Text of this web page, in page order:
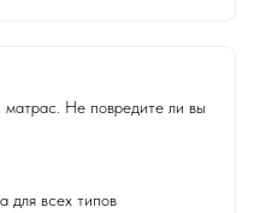
матрас. Не повредите ли вы
для всех типов